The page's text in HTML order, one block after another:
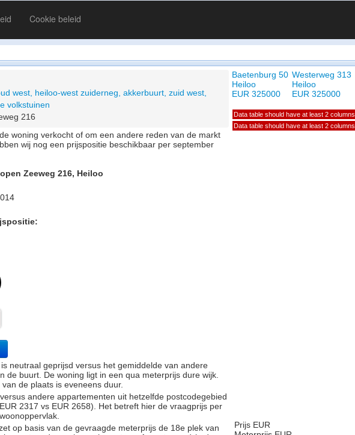
Cookie beleid
west, heiloo-west zuiderneg, akkerbuurt, zuid west,
volkstuinen
216
woning verkocht of om een andere reden van de markt
wij nog een prijspositie beschikbaar per september
Zeeweg 216, Heiloo
neutraal geprijsd versus het gemiddelde van andere
de buurt. De woning ligt in een qua meterprijs dure wijk.
de plaats is eveneens duur.
andere appartementen uit hetzelfde postcodegebied
2317 vs EUR 2658). Het betreft hier de vraagprijs per
op basis van de gevraagde meterprijs de 18e plek van
Baetenburg 50
Heiloo
EUR 325000
Westerweg 313
Heiloo
EUR 325000
Data table should have at least 2 columns
Data table should have at least 2 columns
Prijs EUR